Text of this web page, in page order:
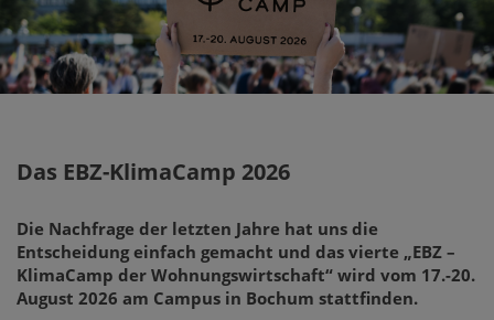
Das EBZ-KlimaCamp 2026
Die Nachfrage der letzten Jahre hat uns die
Entscheidung einfach gemacht und das vierte „EBZ –
KlimaCamp der Wohnungswirtschaft“ wird vom 17.-20.
August 2026 am Campus in Bochum stattfinden.